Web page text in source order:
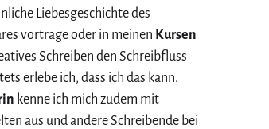
Liebesgeschichte des
vortrage oder in meinen Kursen
Schreiben den Schreibfluss
erlebe ich, dass ich das kann.
kenne ich mich zudem mit
aus und andere Schreibende bei